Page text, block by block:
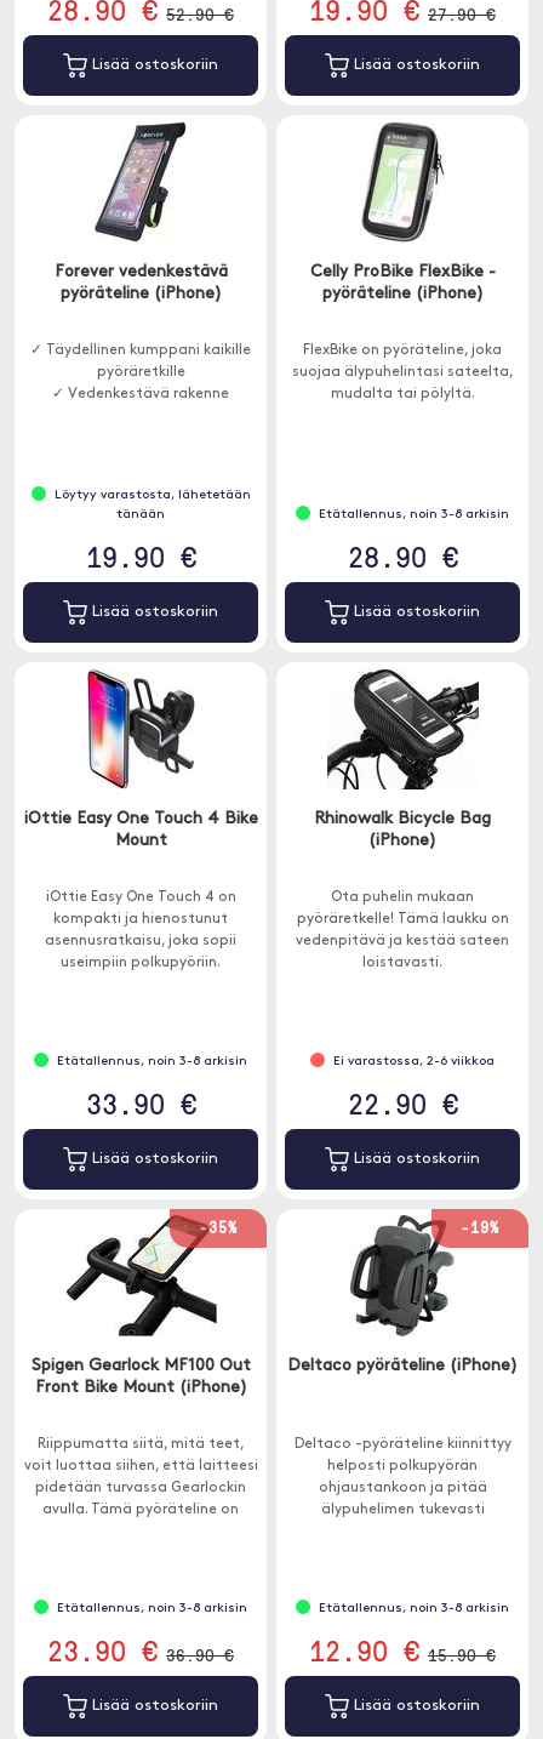
28.90 € 52.90 €
Lisää ostoskoriin
19.90 € 27.90 €
Lisää ostoskoriin
Forever vedenkestävä
pyöräteline (iPhone)
✓ Täydellinen kumppani kaikille
pyöräretkille
✓ Vedenkestävä rakenne
Löytyy varastosta, lähetetään
tänään
19.90 €
Lisää ostoskoriin
Celly ProBike FlexBike -
pyöräteline (iPhone)
FlexBike on pyöräteline, joka
suojaa älypuhelintasi sateelta,
mudalta tai pölyltä.
Etätallennus, noin 3-8 arkisin
28.90 €
Lisää ostoskoriin
iOttie Easy One Touch 4 Bike
Mount
iOttie Easy One Touch 4 on
kompakti ja hienostunut
asennusratkaisu, joka sopii
useimpiin polkupyöriin.
Etätallennus, noin 3-8 arkisin
33.90 €
Lisää ostoskoriin
Rhinowalk Bicycle Bag
(iPhone)
Ota puhelin mukaan
pyöräretkelle! Tämä laukku on
vedenpitävä ja kestää sateen
loistavasti.
Ei varastossa, 2-6 viikkoa
22.90 €
Lisää ostoskoriin
-35%
Spigen Gearlock MF100 Out
Front Bike Mount (iPhone)
Riippumatta siitä, mitä teet,
voit luottaa siihen, että laitteesi
pidetään turvassa Gearlockin
avulla. Tämä pyöräteline on
Etätallennus, noin 3-8 arkisin
23.90 € 36.90 €
Lisää ostoskoriin
-19%
Deltaco pyöräteline (iPhone)
Deltaco -pyöräteline kiinnittyy
helposti polkupyörän
ohjaustankoon ja pitää
älypuhelimen tukevasti
Etätallennus, noin 3-8 arkisin
12.90 € 15.90 €
Lisää ostoskoriin